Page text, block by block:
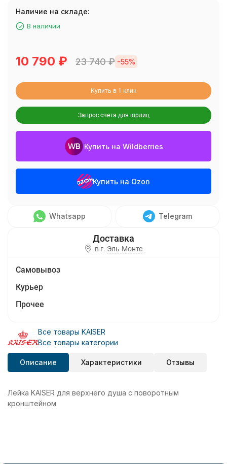
Наличие на складе:
В наличии
10 790 ₽ 23 740₽ -55%
Купить в 1 клик
Запрос счета для юрлиц
Купить на Wildberries
Купить на Ozon
Whatsapp Telegram
в г. Эль-Монте
Самовывоз
Курьер
Прочее
Все товары KAISER
Все товары категории
Описание Характеристики Отзывы
Лейка KAISER для верхнего душа с поворотным
кронштейном